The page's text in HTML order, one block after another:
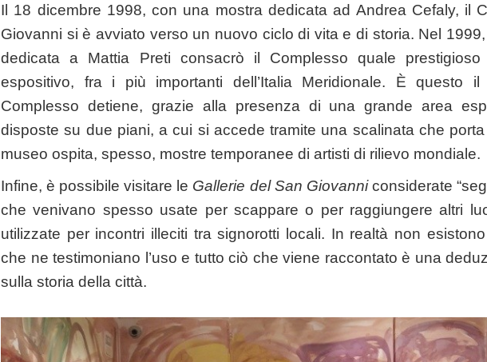
Il 18 dicembre 1998, con una mostra dedicata ad Andrea Cefaly, il
Giovanni si è avviato verso un nuovo ciclo di vita e di storia. Nel
dedicata a Mattia Preti consacrò il Complesso quale
espositivo, fra i più importanti dell’Italia Meridionale. È questo
Complesso detiene, grazie alla presenza di una grande area
disposte su due piani, a cui si accede tramite una scalinata che
museo ospita, spesso, mostre temporanee di artisti di rilievo mondiale.
Infine, è possibile visitare le Gallerie del San Giovanniconsiderate
che venivano spesso usate per scappare o per raggiungere altri
utilizzate per incontri illeciti tra signorotti locali. In realtà non
che ne testimoniano l’uso e tutto ciò che viene raccontato è una
sulla storia della città.